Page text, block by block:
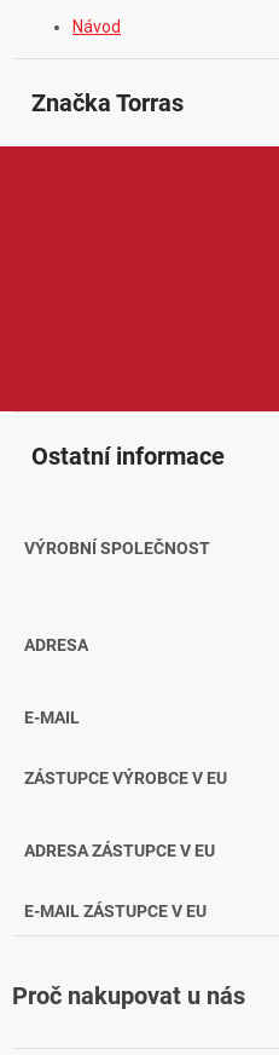
Návod
Značka Torras
Ostatní informace
VÝROBNÍ SPOLEČNOST
ADRESA
E-MAIL
ZÁSTUPCE VÝROBCE V EU
ADRESA ZÁSTUPCE V EU
E-MAIL ZÁSTUPCE V EU
Proč nakupovat u nás